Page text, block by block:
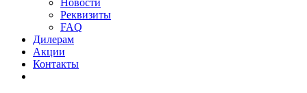
Новости
Реквизиты
FAQ
Дилерам
Акции
Контакты